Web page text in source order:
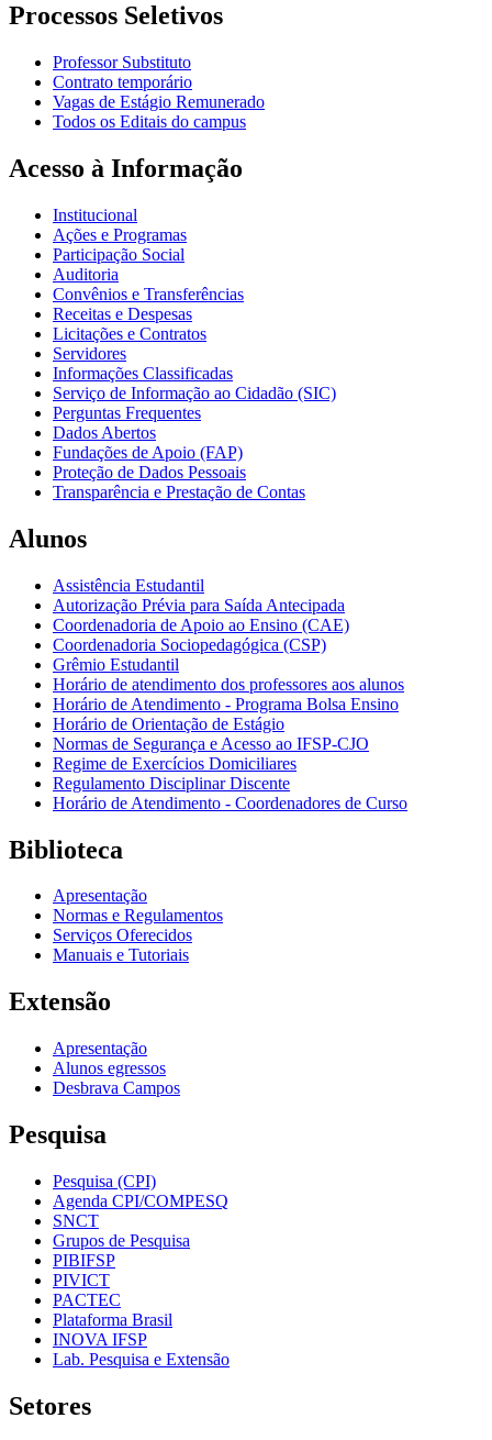
Processos Seletivos
Professor Substituto
Contrato temporário
Vagas de Estágio Remunerado
Todos os Editais do campus
Acesso à Informação
Institucional
Ações e Programas
Participação Social
Auditoria
Convênios e Transferências
Receitas e Despesas
Licitações e Contratos
Servidores
Informações Classificadas
Serviço de Informação ao Cidadão (SIC)
Perguntas Frequentes
Dados Abertos
Fundações de Apoio (FAP)
Proteção de Dados Pessoais
Transparência e Prestação de Contas
Alunos
Assistência Estudantil
Autorização Prévia para Saída Antecipada
Coordenadoria de Apoio ao Ensino (CAE)
Coordenadoria Sociopedagógica (CSP)
Grêmio Estudantil
Horário de atendimento dos professores aos alunos
Horário de Atendimento - Programa Bolsa Ensino
Horário de Orientação de Estágio
Normas de Segurança e Acesso ao IFSP-CJO
Regime de Exercícios Domiciliares
Regulamento Disciplinar Discente
Horário de Atendimento - Coordenadores de Curso
Biblioteca
Apresentação
Normas e Regulamentos
Serviços Oferecidos
Manuais e Tutoriais
Extensão
Apresentação
Alunos egressos
Desbrava Campos
Pesquisa
Pesquisa (CPI)
Agenda CPI/COMPESQ
SNCT
Grupos de Pesquisa
PIBIFSP
PIVICT
PACTEC
Plataforma Brasil
INOVA IFSP
Lab. Pesquisa e Extensão
Setores